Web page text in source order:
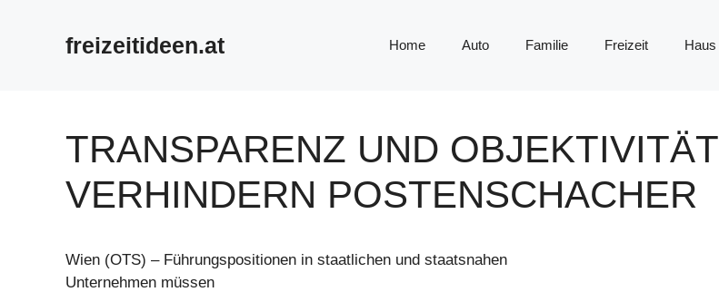
freizeitideen.at Home Auto Familie Freizeit Haus
TRANSPARENZ UND OBJEKTIVITÄT
VERHINDERN POSTENSCHACHER
Wien (OTS) – Führungspositionen in staatlichen und staatsnahen
Unternehmen müssen